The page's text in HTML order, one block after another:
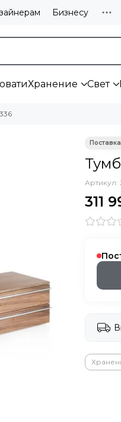
Бизнесу
Хранение Свет
Артикул:
311